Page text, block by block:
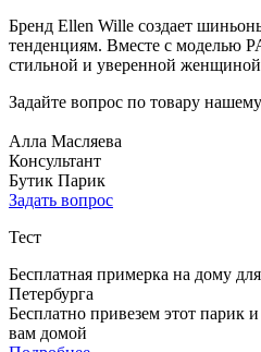
Бренд Ellen Wille создает
тенденциям. Вместе с моделью
стильной и уверенной
Задайте вопрос по товару
Алла Масляева
Консультант
Бутик Парик
Задать вопрос
Тест
Бесплатная примерка на дому
Петербурга
Бесплатно привезем этот парик
вам домой